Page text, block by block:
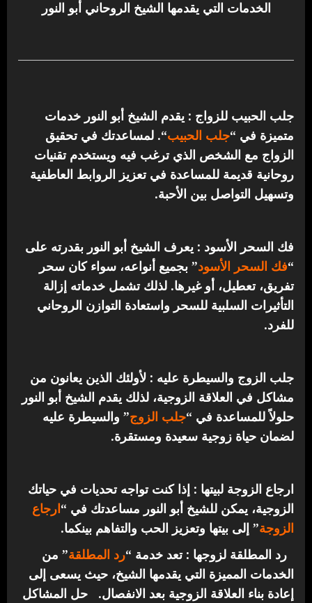
الخدمات التي يقدمها الشيخ الروحاني أبو النور
جلب الحبيب للزواج : يقدم الشيخ أبو النور خدمات
متميزة في “جلب الحبيب“. لمساعدتك في تحقيق
الزواج مع الشخص الذي ترغب فيه ويستخدم تقنيات
روحانية قديمة للمساعدة في تعزيز الروابط العاطفية
وتسهيل التواصل بين الأحبة.
فك السحر الأسود : يعرف الشيخ أبو النور بقدرته على
“فك السحر الأسود” بجميع أنواعه، سواء كان سحر
تفريق، تعطيل، أو غيرها. لذلك تشمل خدماته إزالة
التأثيرات السلبية للسحر واستعادة التوازن الروحاني
للفرد.
جلب الزوج والسيطرة عليه : لأولئك الذين يعانون من
مشاكل في العلاقة الزوجية، لذلك يقدم الشيخ أبو النور
حلولاً للمساعدة في “جلب الزوج” والسيطرة عليه
لضمان حياة زوجية سعيدة ومستقرة.
ارجاع الزوجة لبيتها : إذا كنت تواجه تحديات في حياتك
الزوجية، يمكن للشيخ أبو النور مساعدتك في “ارجاع
الزوجة” إلى بيتها وتعزيز الحب والتفاهم بينكما.
رد المطلقة لزوجها : تعد خدمة “رد المطلقة” من
الخدمات المميزة التي يقدمها الشيخ، حيث يسعى إلى
إعادة بناء العلاقة الزوجية بعد الانفصال.
حل المشاكل